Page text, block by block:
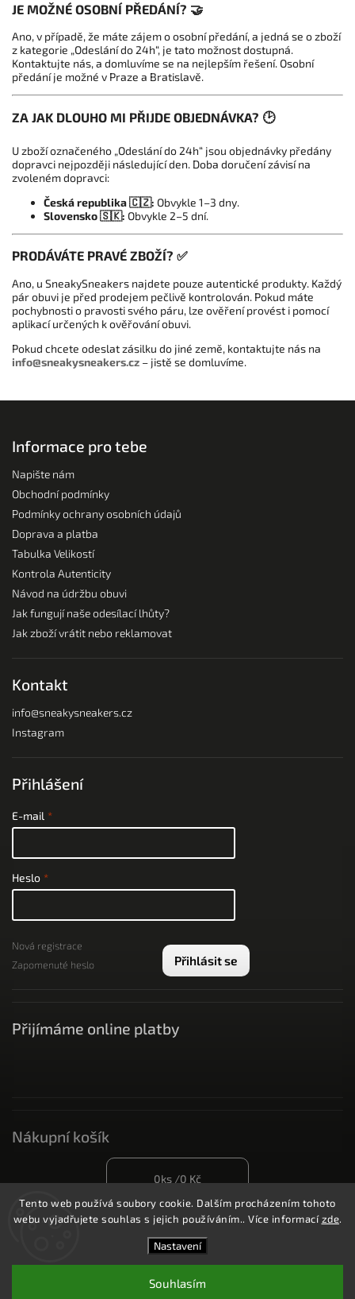
Tento web používá soubory cookie. Dalším procházením tohoto
webu vyjadřujete souhlas s jejich používáním.. Více informacízde.
Nastavení
Souhlasím
JE MOŽNÉ OSOBNÍ PŘEDÁNÍ? 🤝
Ano, v případě, že máte zájem o osobní předání, a jedná se o zboží
z kategorie „Odeslání do 24h“, je tato možnost dostupná.
Kontaktujte nás, a domluvíme se na nejlepším řešení. Osobní
předání je možné v Praze a Bratislavě.
ZA JAK DLOUHO MI PŘIJDE OBJEDNÁVKA? 🕑
U zboží označeného „Odeslání do 24h“ jsou objednávky předány
dopravci nejpozději následující den. Doba doručení závisí na
zvoleném dopravci:
Česká republika 🇨🇿: Obvykle 1–3 dny.
Slovensko 🇸🇰: Obvykle 2–5 dní.
PRODÁVÁTE PRAVÉ ZBOŽÍ? ✅
Ano, u SneakySneakers najdete pouze autentické produkty. Každý
pár obuvi je před prodejem pečlivě kontrolován. Pokud máte
pochybnosti o pravosti svého páru, lze ověření provést i pomocí
aplikací určených k ověřování obuvi.
Pokud chcete odeslat zásilku do jiné země, kontaktujte nás na
info@sneakysneakers.cz – jistě se domluvíme.
Informace pro tebe
Napište nám
Obchodní podmínky
Podmínky ochrany osobních údajů
Doprava a platba
Tabulka Velikostí
Kontrola Autenticity
Návod na údržbu obuvi
Jak fungují naše odesílací lhůty?
Jak zboží vrátit nebo reklamovat
Kontakt
info@sneakysneakers.cz
Instagram
Přihlášení
E-mail
Heslo
Přihlásit se
Nová registrace
Zapomenuté heslo
Přijímáme online platby
Nákupní košík
0ks /0 Kč
SneakySneakers
vyhrazena.
Upravit nastavení cookies
Shoptet| DesignShoptak.cz